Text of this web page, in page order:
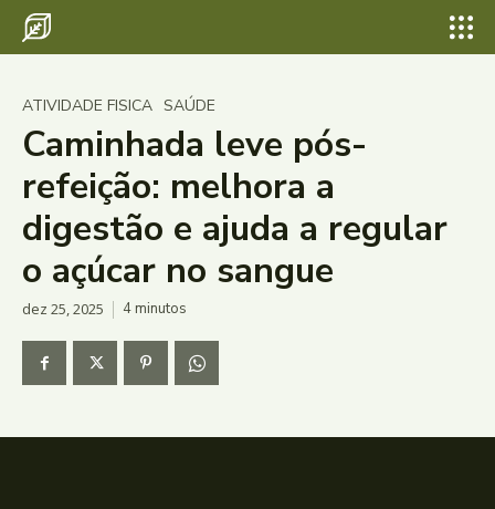
ATIVIDADE FISICA SAÚDE
Caminhada leve pós-
refeição: melhora a
digestão e ajuda a regular
o açúcar no sangue
dez 25, 2025 4minutos